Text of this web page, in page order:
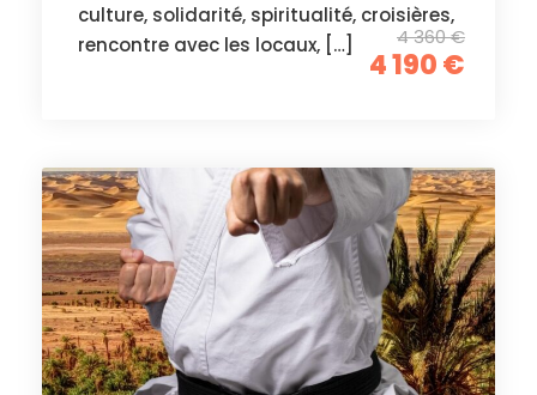
4 360 €
4 190 €
culture, solidarité, spiritualité, croisières,
rencontre avec les locaux, […]